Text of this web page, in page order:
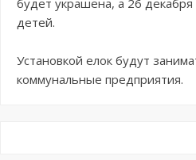
будет украшена, а 26 декабря
детей.
Установкой елок будут
коммунальные предприятия.